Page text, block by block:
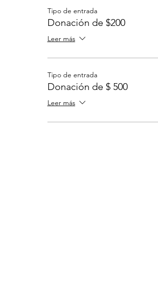
Tipo de entrada
Donación de $200
Leer más
Tipo de entrada
Donación de $ 500
Leer más